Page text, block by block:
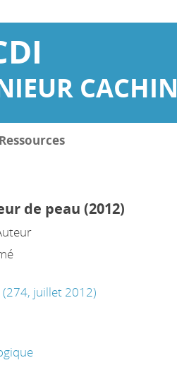
CACHIN
Ressources
de peau (2012)
juillet 2012)